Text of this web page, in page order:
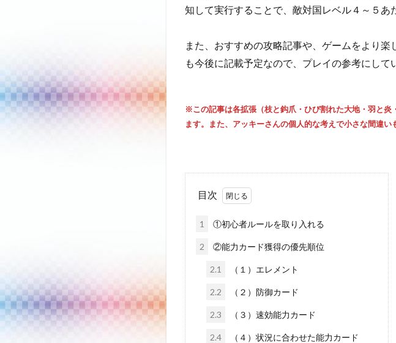
知して実行することで、敵対国レベル４～５あ
また、おすすめの攻略記事や、ゲームをより
も今後に記載予定なので、プレイの参考にして
※この記事は各拡張（枝と鈎爪・ひび割れた大地・羽と
ます。また、アッキーさんの個人的な考えで小さな間違
目次
1 ①初心者ルールを取り入れる
2 ②能力カード獲得の優先順位
2.1 （１）エレメント
2.2 （２）防御カード
2.3 （３）速効能力カード
2.4 （４）状況に合わせた能力カード